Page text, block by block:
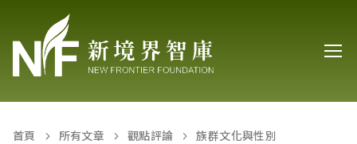
首頁 所有文章 觀點評論
族群文化與性別